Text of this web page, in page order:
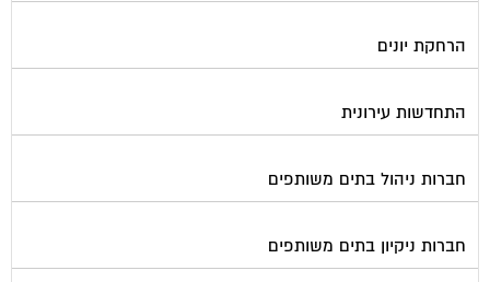
הרחקת יונים
התחדשות עירונית
חברות ניהול בתים משותפים
חברות ניקיון בתים משותפים